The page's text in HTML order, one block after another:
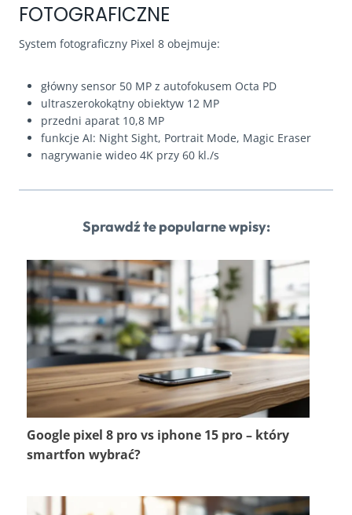
FOTOGRAFICZNE
System fotograficzny Pixel 8 obejmuje:
główny sensor 50 MP z autofokusem Octa PD
ultraszerokokątny obiektyw 12 MP
przedni aparat 10,8 MP
funkcje AI: Night Sight, Portrait Mode, Magic Eraser
nagrywanie wideo 4K przy 60 kl./s
Sprawdź te popularne wpisy:
Google pixel 8 pro vs iphone 15 pro – który
smartfon wybrać?